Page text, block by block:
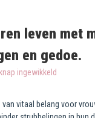
leven met
en gedoe.
ingewikkeld
van vitaal belang voor